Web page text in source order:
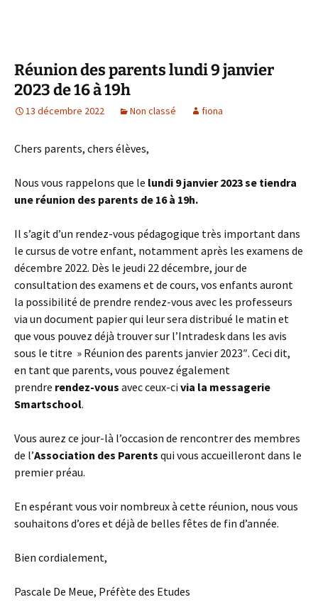
Réunion des parents lundi 9 janvier
2023 de 16 à 19h
13 décembre 2022 Non classé fiona
Chers parents, chers élèves,
Nous vous rappelons que le lundi 9 janvier 2023 se tiendra
une réunion des parents de 16 à 19h.
Il s’agit d’un rendez-vous pédagogique très important dans
le cursus de votre enfant, notamment après les examens de
décembre 2022. Dès le jeudi 22 décembre, jour de
consultation des examens et de cours, vos enfants auront
la possibilité de prendre rendez-vous avec les professeurs
via un document papier qui leur sera distribué le matin et
que vous pouvez déjà trouver sur l’Intradesk dans les avis
sous le titre » Réunion des parents janvier 2023″. Ceci dit,
en tant que parents, vous pouvez également
prendre rendez-vous avec ceux-ci via la messagerie
Smartschool.
Vous aurez ce jour-là l’occasion de rencontrer des membres
de l’Association des Parents qui vous accueilleront dans le
premier préau.
En espérant vous voir nombreux à cette réunion, nous vous
souhaitons d’ores et déjà de belles fêtes de fin d’année.
Bien cordialement,
Pascale De Meue, Préfète des Etudes